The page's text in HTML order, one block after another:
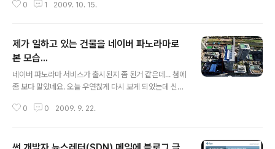
줄여서 들으세요 ㅎ
0 1 2009. 10. 15.
제가 일하고 있는 건물을 네이버 파노라마로
본 모습...
네이버 파노라마 서비스가 출시된지 좀 된거 같은데... 첨에
좀 보다 말았네요. 오늘 우연찮게 다시 보게 되었는데 신기
url 은 http://map.naver.com/?lat=37.366526927
0 0 2009. 9. 22.